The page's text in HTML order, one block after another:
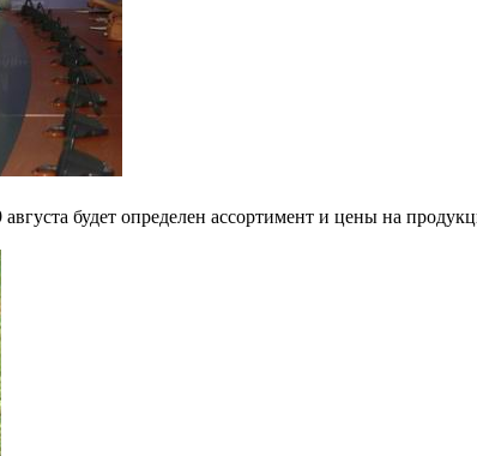
августа будет определен ассортимент и цены на